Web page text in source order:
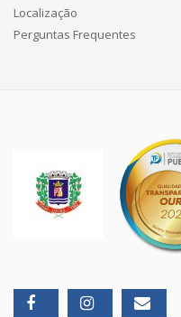
Localização
Perguntas Frequentes